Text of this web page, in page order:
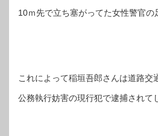
10ｍ先で立ち塞がってた女性警官の
これによって稲垣吾郎さんは道路交
公務執行妨害の現行犯で逮捕されて